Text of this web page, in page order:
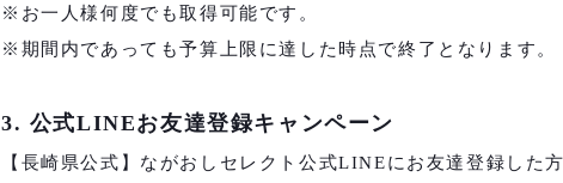
※お一人様何度でも取得可能です。
※期間内であっても予算上限に達した時点で終了となります。
3. 公式LINEお友達登録キャンペーン
【長崎県公式】ながおしセレクト公式LINEにお友達登録した